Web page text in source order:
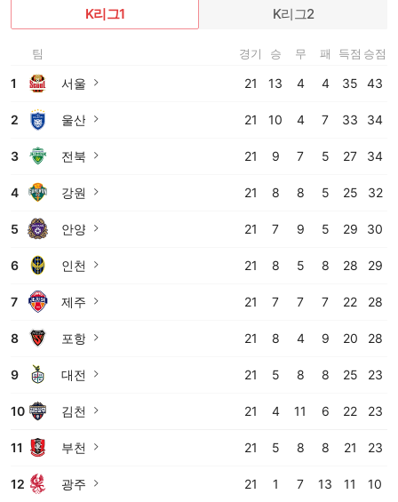
K리그1 K리그2
팀 경기 승 무 패 득점 승점
1 서울 21 13 4 4 35 43
2 울산 21 10 4 7 33 34
3 전북 21 9 7 5 27 34
4 강원 21 8 8 5 25 32
5 안양 21 7 9 5 29 30
6 인천 21 8 5 8 28 29
7 제주 21 7 7 7 22 28
8 포항 21 8 4 9 20 28
9 대전 21 5 8 8 25 23
10 김천 21 4 11 6 22 23
11 부천 21 5 8 8 21 23
12 광주 21 1 7 13 11 10